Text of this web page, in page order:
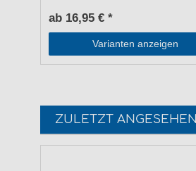
ab 16,95 € *
Varianten anzeigen
ZULETZT ANGESEHEN